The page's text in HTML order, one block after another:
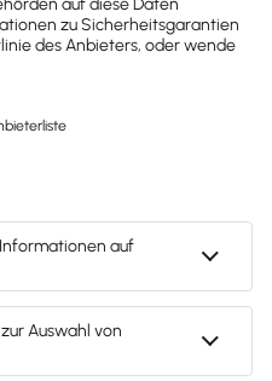
Office Version
Kauf mit
testen